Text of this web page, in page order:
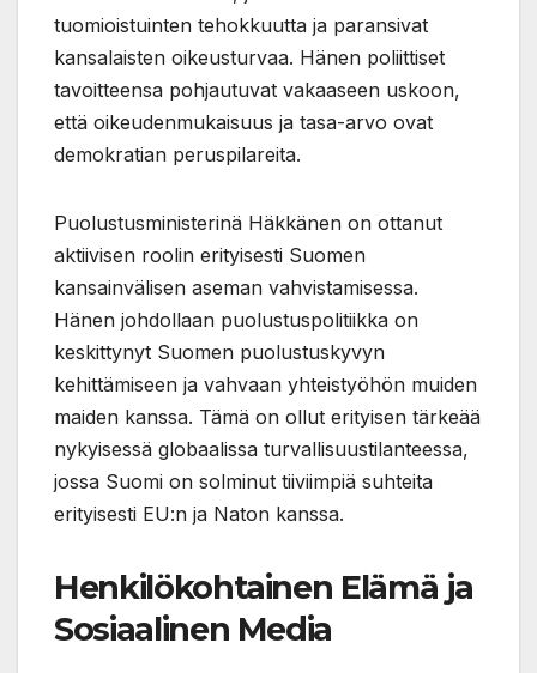
tuomioistuinten tehokkuutta ja paransivat
kansalaisten oikeusturvaa. Hänen poliittiset
tavoitteensa pohjautuvat vakaaseen uskoon,
että oikeudenmukaisuus ja tasa-arvo ovat
demokratian peruspilareita.
Puolustusministerinä Häkkänen on ottanut
aktiivisen roolin erityisesti Suomen
kansainvälisen aseman vahvistamisessa.
Hänen johdollaan puolustuspolitiikka on
keskittynyt Suomen puolustuskyvyn
kehittämiseen ja vahvaan yhteistyöhön muiden
maiden kanssa. Tämä on ollut erityisen tärkeää
nykyisessä globaalissa turvallisuustilanteessa,
jossa Suomi on solminut tiiviimpiä suhteita
erityisesti EU:n ja Naton kanssa.
Henkilökohtainen Elämä ja
Sosiaalinen Media